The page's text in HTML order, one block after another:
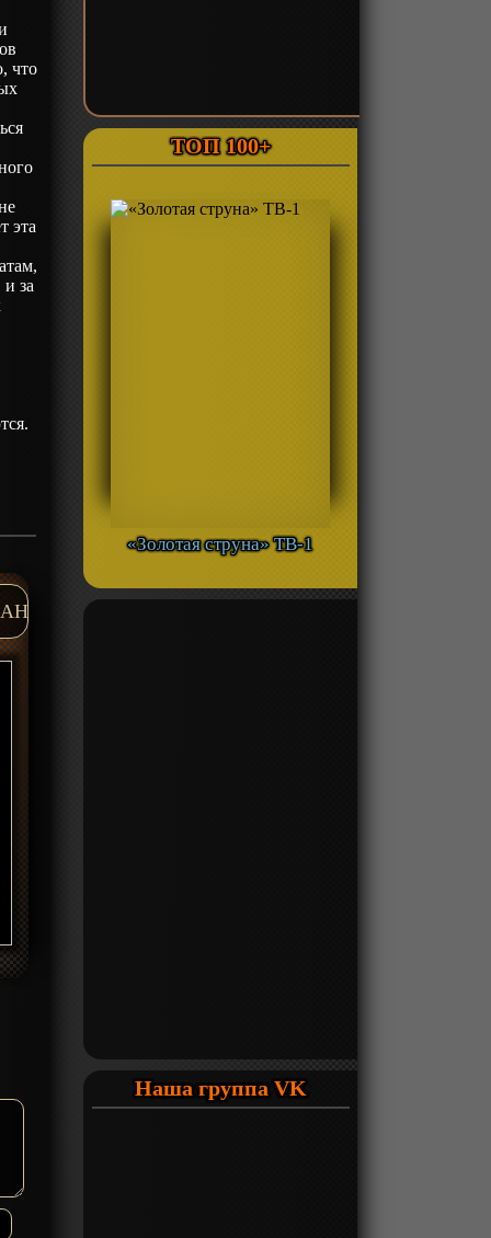
что
эта
за
AH
ТОП 100+
«Золотая струна» ТВ-1
Наша группа VK